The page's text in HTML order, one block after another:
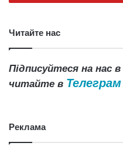
Читайте нас
Підписуйтеся на нас в
читайте в Телеграм
Реклама